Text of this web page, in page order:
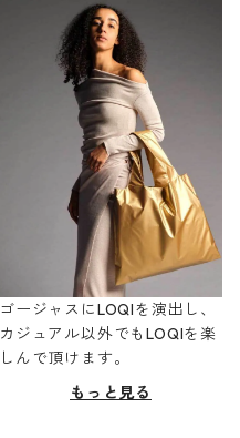
ゴージャスにLOQIを演出し、
カジュアル以外でもLOQIを楽
しんで頂けます。
もっと見る